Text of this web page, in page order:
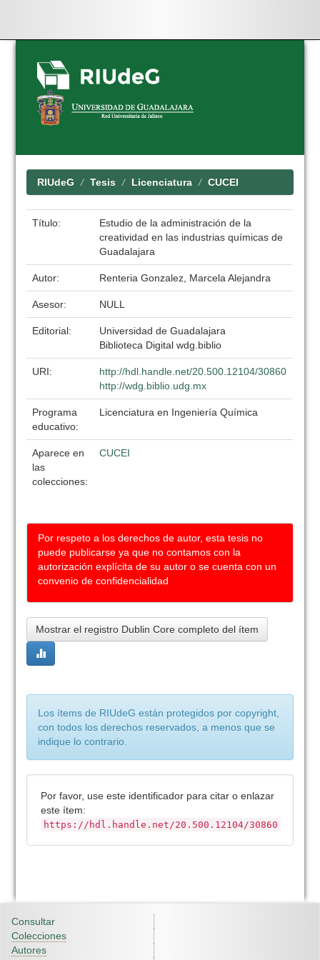
Skip
navigation
RIUdeG Tesis Licenciatura CUCEI
Título:
Estudio de la administración de la
creatividad en las industrias químicas de
Guadalajara
Autor: Renteria Gonzalez, Marcela Alejandra
Asesor: NULL
Editorial:
Universidad de Guadalajara
Biblioteca Digital wdg.biblio
URI:
http://hdl.handle.net/20.500.12104/30860
http://wdg.biblio.udg.mx
Programa
educativo:
Licenciatura en Ingeniería Química
Aparece en
las
colecciones:
CUCEI
Por respeto a los derechos de autor, esta tesis no
puede publicarse ya que no contamos con la
autorización explícita de su autor o se cuenta con un
convenio de confidencialidad
Mostrar el registro Dublin Core completo del ítem
Los ítems de RIUdeG están protegidos por copyright,
con todos los derechos reservados, a menos que se
indique lo contrario.
Por favor, use este identificador para citar o enlazar
este ítem:
https://hdl.handle.net/20.500.12104/30860
Consultar
Colecciones
Autores